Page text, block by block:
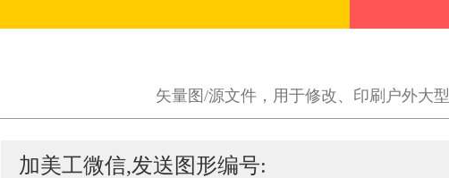
矢量图/源文件，用于修改、印刷户外大
加美工微信,发送图形编号: